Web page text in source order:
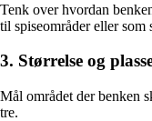
Tenk over hvordan
til spiseområder eller som
3. Størrelse og
Mål området der benken
tre.